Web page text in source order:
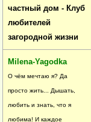
частный дом - Клуб
любителей
загородной жизни
Milena-Yagodka
О чём мечтаю я? Да
просто жить... Дышать,
любить и знать, что я
любима! И каждое